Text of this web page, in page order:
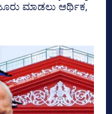
ಮಾಡಲು ಆರ್ಥಿಕ,